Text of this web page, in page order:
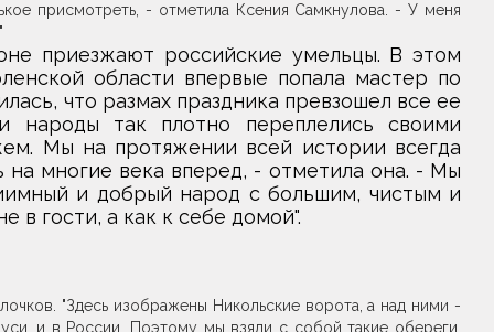
присмотреть, - отметила Ксения Самкнулова. - У меня
приезжают российские умельцы. В этом
области впервые попала мастер по
что размах праздника превзошел все ее
народы так плотно переплелись своими
Мы на протяжении всей истории всегда
многие века вперед, - отметила она. - Мы
и добрый народ с большим, чистым и
гости, а как к себе домой".
"Здесь изображены Никольские ворота, а над ними -
и в России. Поэтому мы взяли с собой такие обереги.